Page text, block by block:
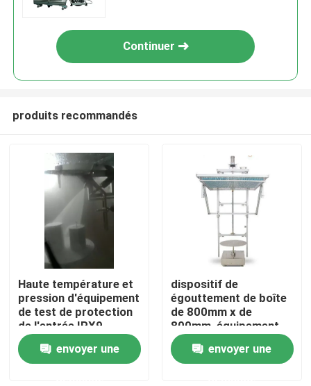
Continuer
produits recommandés
Haute température et
pression d'équipement
de test de protection
de l'entrée IPX9
envoyer une
dispositif de
égouttement de boîte
de 800mm x de
800mm, équipement
de test imperméable
automatiqueenvoyer une